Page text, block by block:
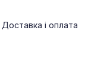
Доставка і оплата